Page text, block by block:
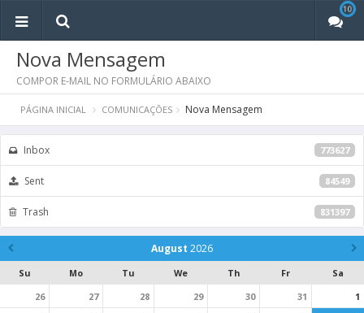
10
10
Nova Mensagem
COMPOR E-MAIL NO FORMULÁRIO ABAIXO
PÁGINA INICIAL COMUNICAÇÕES Nova Mensagem
Inbox 773627
Sent 84549
Trash 831397
August 2026
Su Mo Tu We Th Fr
Sa
26
27 28 29 30 31
1